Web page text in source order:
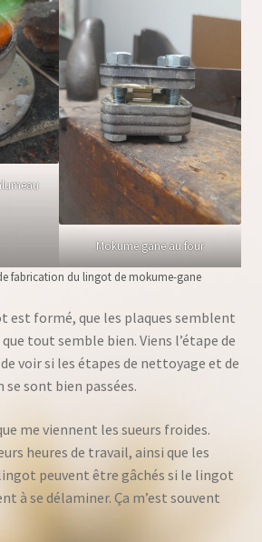
Mokume gane au four
fabrication du lingot de mokume-gane
est formé, que les plaques semblent
tout semble bien. Viens l’étape de
voir si les étapes de nettoyage et de
se sont bien passées.
me viennent les sueurs froides.
heures de travail, ainsi que les
peuvent être gâchés si le lingot
à se délaminer. Ça m’est souvent